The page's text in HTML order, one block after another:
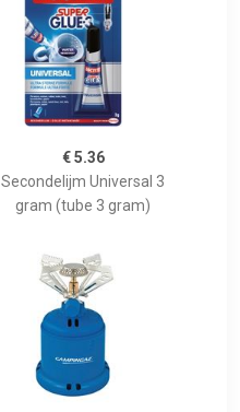
€ 5.36
Secondelijm Universal 3
gram (tube 3 gram)